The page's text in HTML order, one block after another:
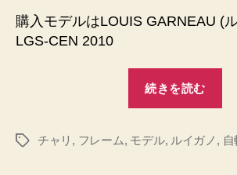
っ
の
購入モデルはLOUIS GARNEAU (
LGS-CEN 2010
続きを読む
イ
タ
チャリ , フレーム, モデル, ルイガノ ,